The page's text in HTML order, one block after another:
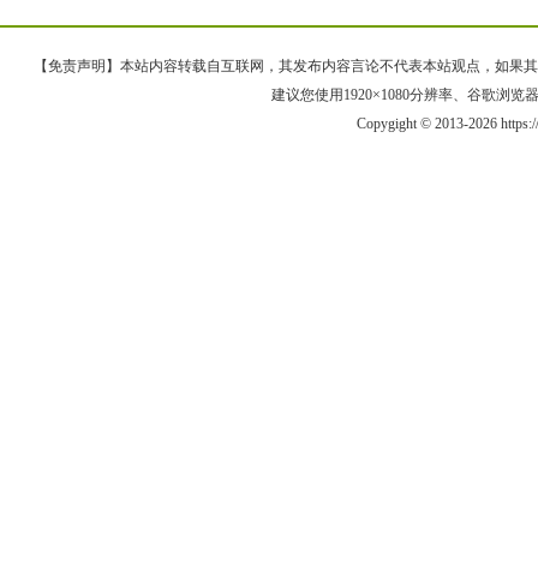
【免责声明】本站内容转载自互联网，其发布内容言论不代表本站观点，如果
建议您使用1920×1080分辨率、谷歌浏览
Copygight © 2013-2026